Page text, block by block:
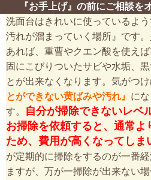
『お手上げ』の前にご相談を
洗面台はきれいに使っているよ
汚れが溜まっていく場所』です
あれば、重曹やクエン酸を使え
固にこびりついたサビや水垢、
とが出来なくなります。気がつ
とができない黄ばみや汚れ』 に
す。
自分が掃除できないレベ
お掃除を依頼すると、通常よ
ため、費用が高くなってしま
が定期的に掃除をするのが一番
ますが、万が一掃除が出来ない